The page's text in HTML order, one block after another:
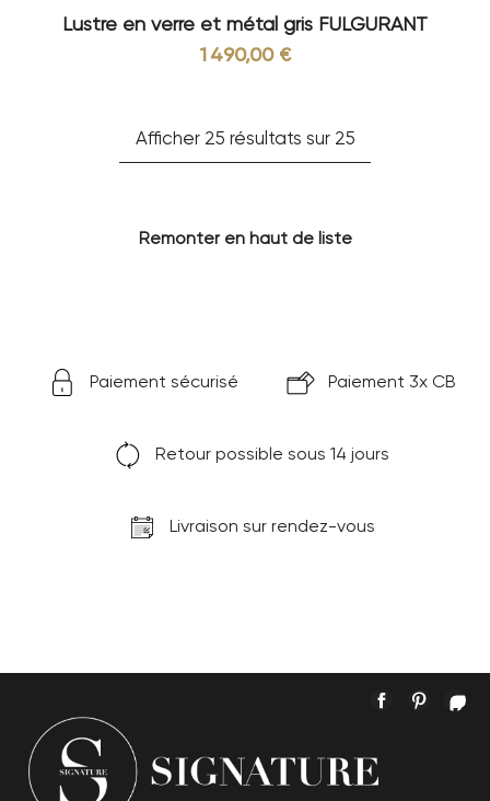
Lustre en verre et métal gris FULGURANT
1 490,00 €
Afficher 25 résultats sur 25
Remonter en haut de liste
Paiement sécurisé Paiement 3x CB
Retour possible sous 14 jours
Livraison sur rendez-vous
Facebook